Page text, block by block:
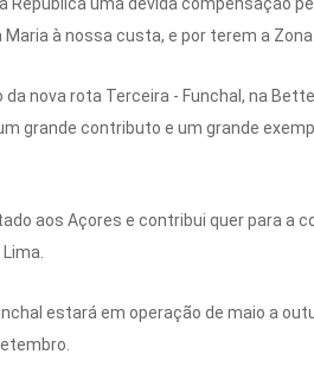
à nossa custa, e por terem a
nova rota Terceira - Funchal, na
grande contributo e um grande
aos Açores e contribui quer para a
estará em operação de maio a